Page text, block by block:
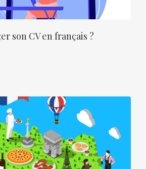
son CV en français ?